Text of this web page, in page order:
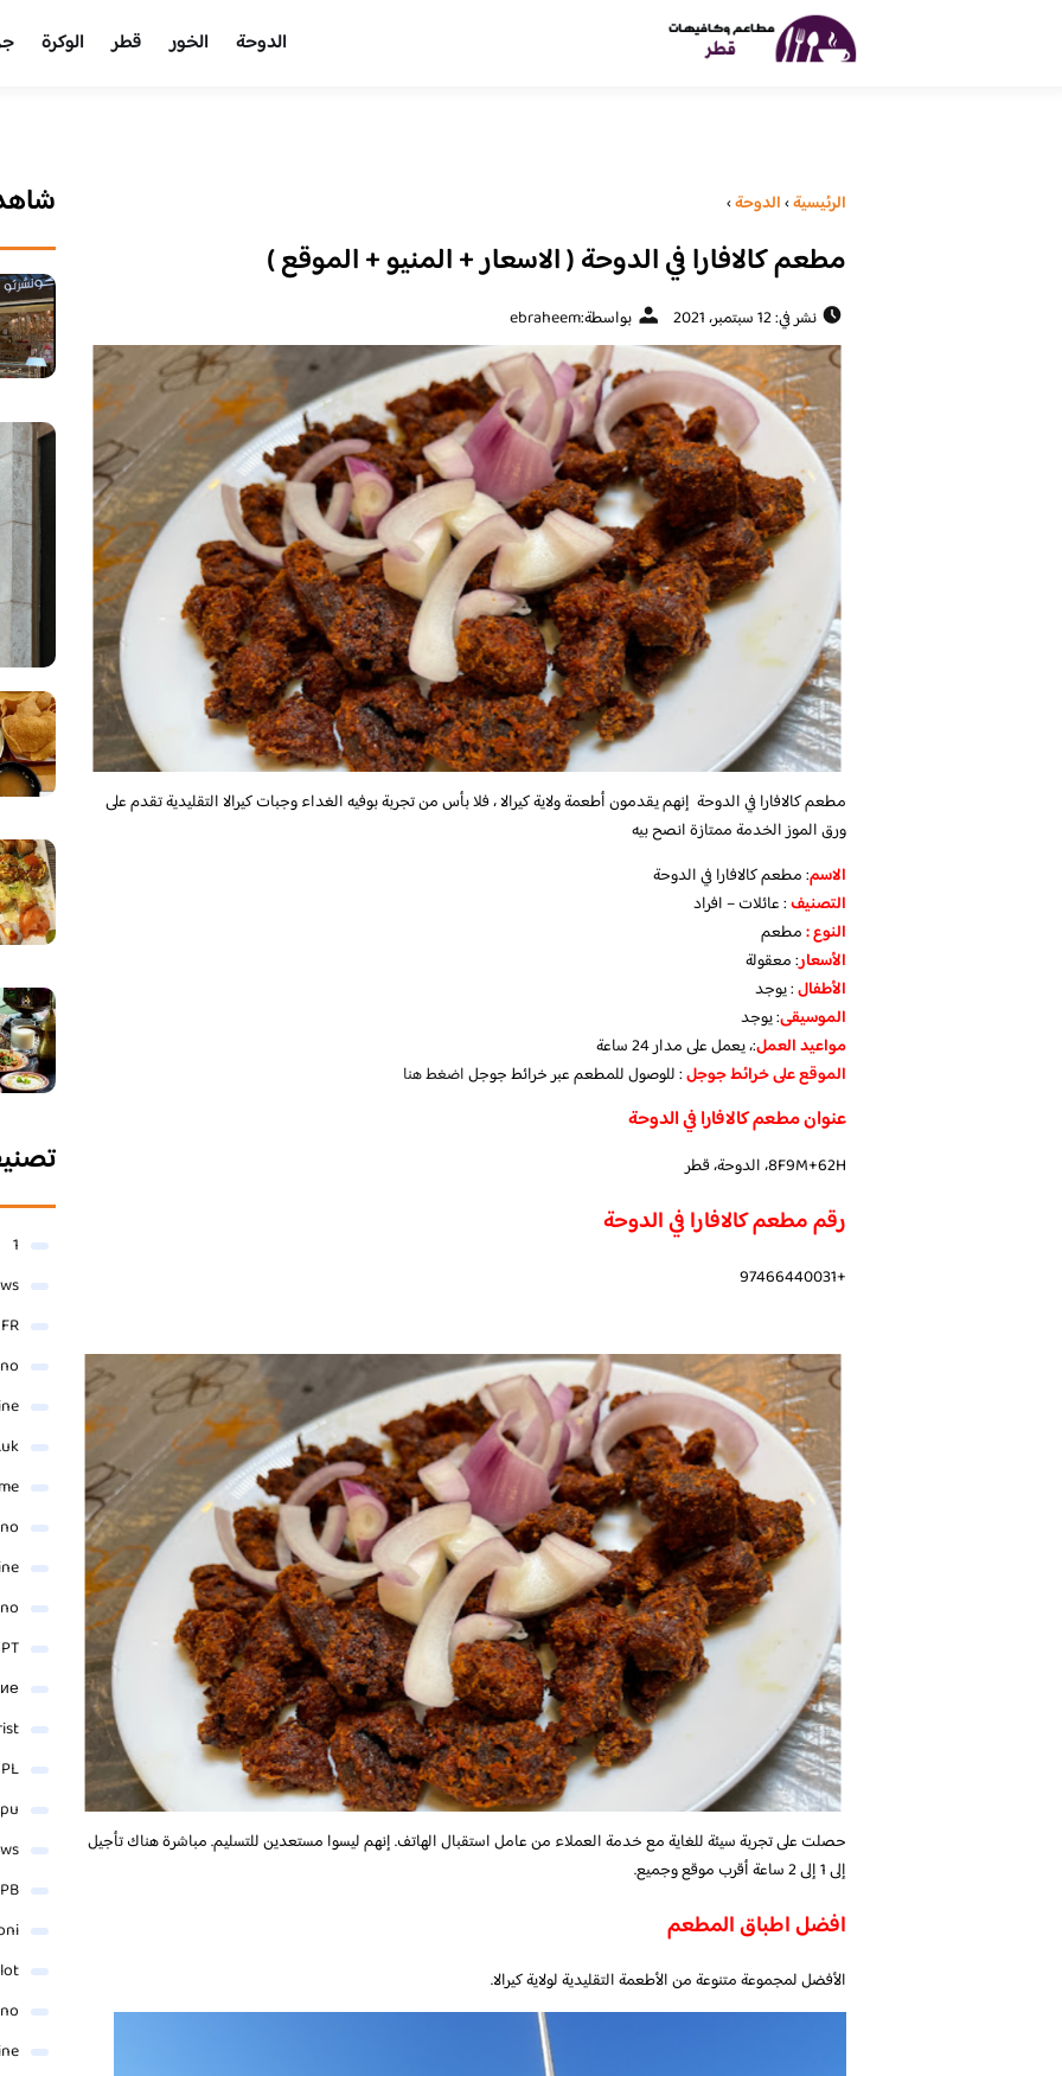
الدوحة الخور قطر الوكرة
الرئيسية›الدوحة›
مطعم كالافارا في الدوحة ( الاسعار + المنيو + الموقع )
نشر في: 12 سبتمبر، 2021 بواسطة:ebraheem
مطعم كالافارا في الدوحة إنهم يقدمون أطعمة ولاية كيرالا ، فلا بأس من تجربة بوفيه الغداء وجبات كيرالا التقليدية تقدم على
ورق الموز الخدمة ممتازة انصح بيه
الاسم: مطعم كالافارا في الدوحة
التصنيف: عائلات – افراد
النوع :مطعم
الأسعار:معقولة
الأطفال:يوجد
الموسيقى:يوجد
مواعيد العمل:، يعمل على مدار 24 ساعة
الموقع على خرائط جوجل: للوصول للمطعم عبر خرائط جوجلاضغط هنا
عنوان مطعم كالافارا في الدوحة
8F9M+62H، الدوحة، قطر
رقم مطعم كالافارا في الدوحة
+97466440031
حصلت على تجربة سيئة للغاية مع خدمة العملاء من عامل استقبال الهاتف. إنهم ليسوا مستعدين للتسليم. مباشرة هناك تأجيل
إلى 1 إلى 2 ساعة أقرب موقع وجميع.
افضل اطباق المطعم
الأفضل لمجموعة متنوعة من الأطعمة التقليدية لولاية كيرالا.
1
PB